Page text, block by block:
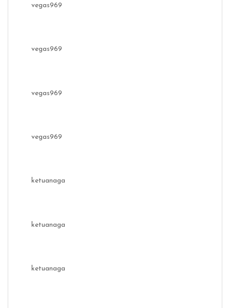
vegas969
vegas969
vegas969
vegas969
ketuanaga
ketuanaga
ketuanaga